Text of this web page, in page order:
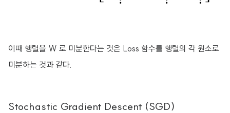
이때 행렬을 W 로 미분한다는 것은 Loss 함수를 행렬의 각 원소로
미분하는 것과 같다.
Stochastic Gradient Descent (SGD)